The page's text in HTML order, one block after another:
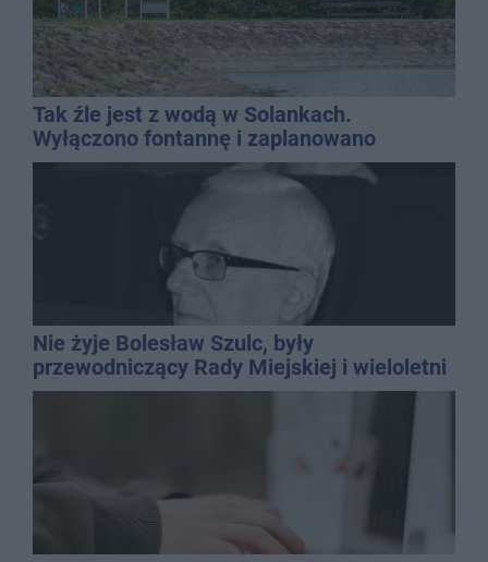
Tak źle jest z wodą w Solankach.
Wyłączono fontannę i zaplanowano
dolewkę
Nie żyje Bolesław Szulc, były
przewodniczący Rady Miejskiej i wieloletni
dyrektor SP 14